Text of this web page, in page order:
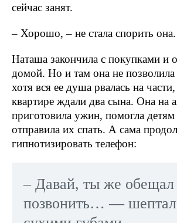
сейчас занят.
– Хорошо, – не стала спорить она.
Наташа закончила с покупками и
домой. Но и там она не позволила
хотя вся ее душа рвалась на
квартире ждали два сына. Она на
приготовила ужин, помогла
отправила их спать. А сама
гипнотизировать телефон:
– Давай, ты же обещал
позвонить… —